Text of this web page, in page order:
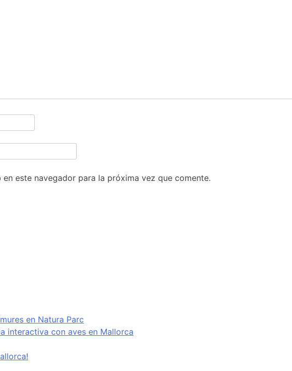
este navegador para la próxima vez que comente.
en Natura Parc
interactiva con aves en Mallorca